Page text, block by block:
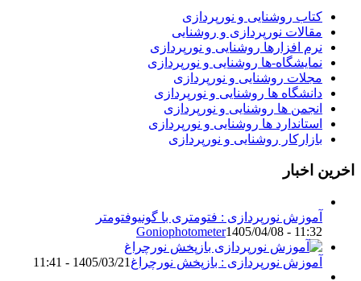
کتاب روشنایی و نورپردازی
مقالات نورپردازی و روشنایی
نرم افزارها روشنایی و نورپردازی
نمایشگاه-ها روشنایی و نورپردازی
مجلات روشنایی و نورپردازی
دانشگاه ها روشنایی و نورپردازی
انجمن ها روشنایی و نورپردازی
استاندارد ها روشنایی و نورپردازی
بازارکار روشنایی و نورپردازی
اخرین اخبار
آموزش نورپردازی : فتومتری با گونیوفتومتر
Goniophotometer1405/04/08 - 11:32
آموزش نورپردازی : بازپخش نورچراغ 1405/03/21 - 11:41